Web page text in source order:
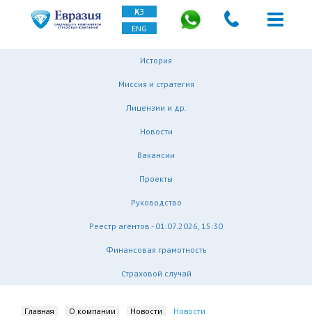
ҚАЗ
ENG
История
Миссия и стратегия
Лицензии и др.
Новости
Вакансии
Проекты
Руководство
Реестр агентов - 01.07.2026, 15:30
Финансовая грамотность
Страховой случай
Главная О компании Новости Новости